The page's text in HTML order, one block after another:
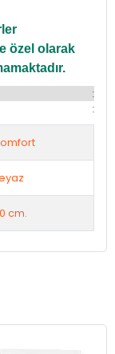
özel olarak
:
:
cm.